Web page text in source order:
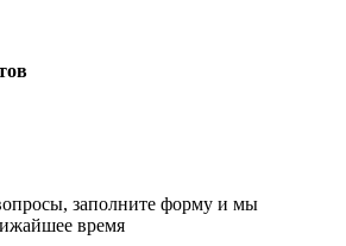
заполните форму и мы
время